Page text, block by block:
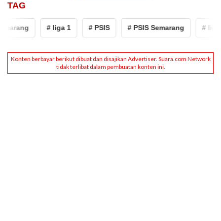
TAG
# liga 1 # PSIS # PSIS Semarang # liga